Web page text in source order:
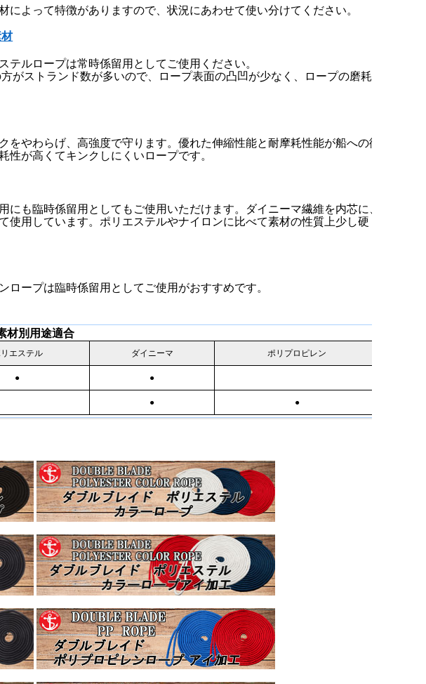
よって特徴がありますので、状況にあわせて使い分けてください。
ルロープは常時係留用としてご使用ください。
がストランド数が多いので、ロープ表面の凸凹が少なく、ロープの磨耗を
やわらげ、高強度で守ります。優れた伸縮性能と耐摩耗性能が船への衝
が高くてキンクしにくいロープです。
も臨時係留用としてもご使用いただけます。ダイニーマ繊維を内芯に、
用しています。ポリエステルやナイロンに比べて素材の性質上少し硬く
ープは臨時係留用としてご使用がおすすめです。
材別用途適合
エステル ダイニーマ ポリプロピレン
● ●
● ●